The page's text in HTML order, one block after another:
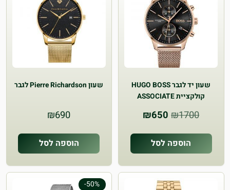
שעון יד לגבר HUGO BOSS
קולקציית ASSOCIATE
₪1700
המחיר
היה:
₪1700.
₪650
המחיר
הוא:
₪650.
הוספה לסל
שעון Pierre Richardson לגבר
₪690
הוספה לסל
-50%